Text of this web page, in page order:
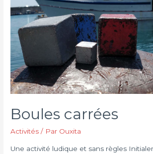
Boules carrées
Activités / Par Ouxita
Une activité ludique et sans règles